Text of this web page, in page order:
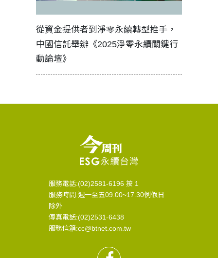
從資金提供者到淨零永續轉型推手，
中國信託舉辦《2025淨零永續關鍵行
動論壇》
服務電話:(02)2581-6196 按 1
服務時間:週一至五09:00~17:30例假日
除外
傳真電話:(02)2531-6438
服務信箱:cc@btnet.com.tw